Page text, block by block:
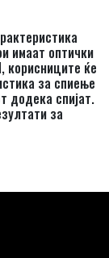
имаат оптички
корисниците ќе
за спиење
додека спијат.
за